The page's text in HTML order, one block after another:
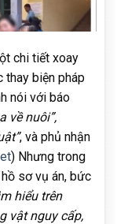
chi tiết xoay
thay biện pháp
nói với báo
về nuôi”,
, và phủ nhận
) Nhưng trong
sơ vụ án, bức
hiểu trên
vật nguy cấp,